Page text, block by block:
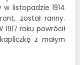
listopadzie 1914
został ranny.
roku powrócił
z małym